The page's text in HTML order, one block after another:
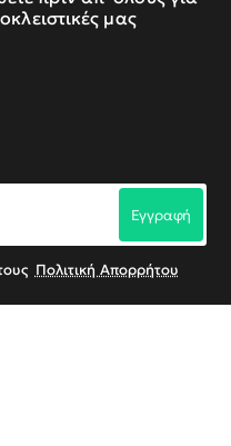
μας
Εγγραφή
Πολιτική Απορρήτου